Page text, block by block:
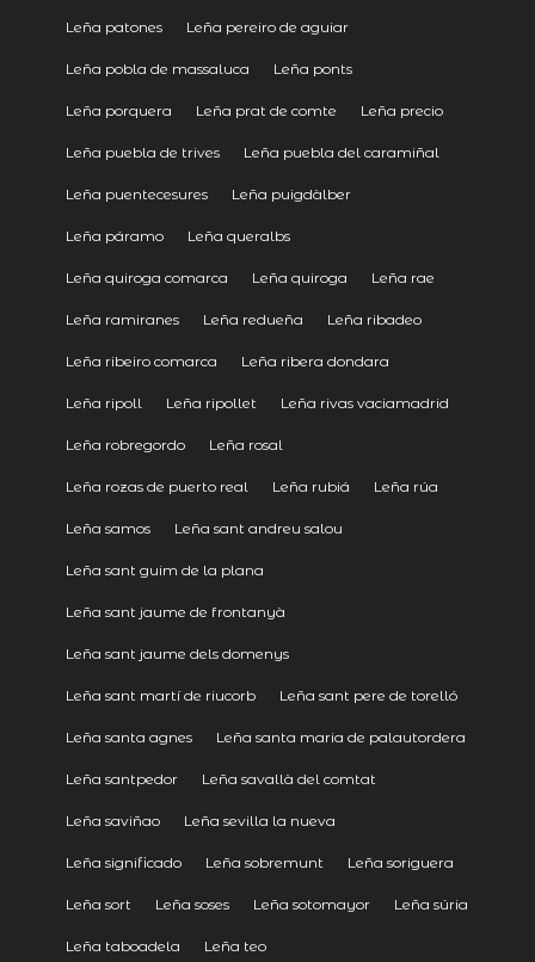
Leña patones Leña pereiro de aguiar
Leña pobla de massaluca Leña ponts
Leña porquera Leña prat de comte Leña precio
Leña puebla de trives Leña puebla del caramiñal
Leña puentecesures Leña puigdàlber
Leña páramo Leña queralbs
Leña quiroga comarca Leña quiroga Leña rae
Leña ramiranes Leña redueña Leña ribadeo
Leña ribeiro comarca Leña ribera dondara
Leña ripoll Leña ripollet Leña rivas vaciamadrid
Leña robregordo Leña rosal
Leña rozas de puerto real Leña rubiá Leña rúa
Leña samos Leña sant andreu salou
Leña sant guim de la plana
Leña sant jaume de frontanyà
Leña sant jaume dels domenys
Leña sant martí de riucorb Leña sant pere de torelló
Leña santa agnes Leña santa maria de palautordera
Leña santpedor Leña savallà del comtat
Leña saviñao Leña sevilla la nueva
Leña significado Leña sobremunt Leña soriguera
Leña sort Leña soses Leña sotomayor Leña súria
Leña taboadela Leña teo